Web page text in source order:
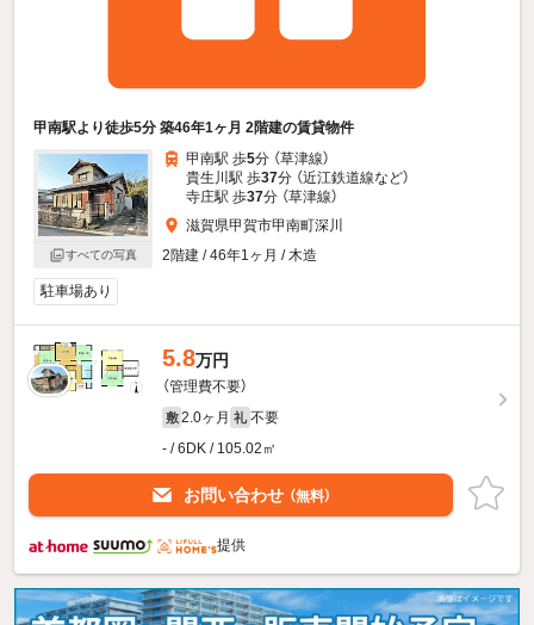
甲南駅より徒歩5分 築46年1ヶ月 2階建の賃貸物件
すべての写真
甲南駅 歩5分 （草津線）
貴生川駅 歩37分 （近江鉄道線など）
寺庄駅 歩37分 （草津線）
滋賀県甲賀市甲南町深川
2階建 / 46年1ヶ月 / 木造
駐車場あり
5.8万円
（管理費不要）
敷 2.0ヶ月 礼 不要
- / 6DK / 105.02㎡
お問い合わせ （無料）
提供